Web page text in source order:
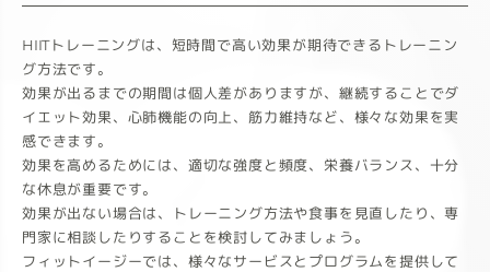
HIITトレーニングは、短時間で高い効果が期待できるトレーニン
グ方法です。
効果が出るまでの期間は個人差がありますが、継続することでダ
イエット効果、心肺機能の向上、筋力維持など、様々な効果を実
感できます。
効果を高めるためには、適切な強度と頻度、栄養バランス、十分
な休息が重要です。
効果が出ない場合は、トレーニング方法や食事を見直したり、専
門家に相談したりすることを検討してみましょう。
フィットイージーでは、様々なサービスとプログラムを提供して